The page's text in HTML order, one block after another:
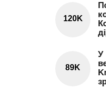
120K
89K
У